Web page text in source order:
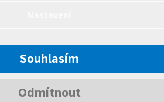
Odmítnout
Souhlasím